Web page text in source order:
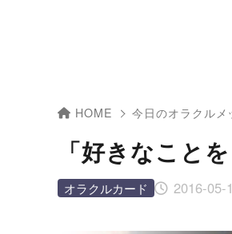
HOME 今日のオラクルメ
「好きなこと
2016-05-
オラクルカード